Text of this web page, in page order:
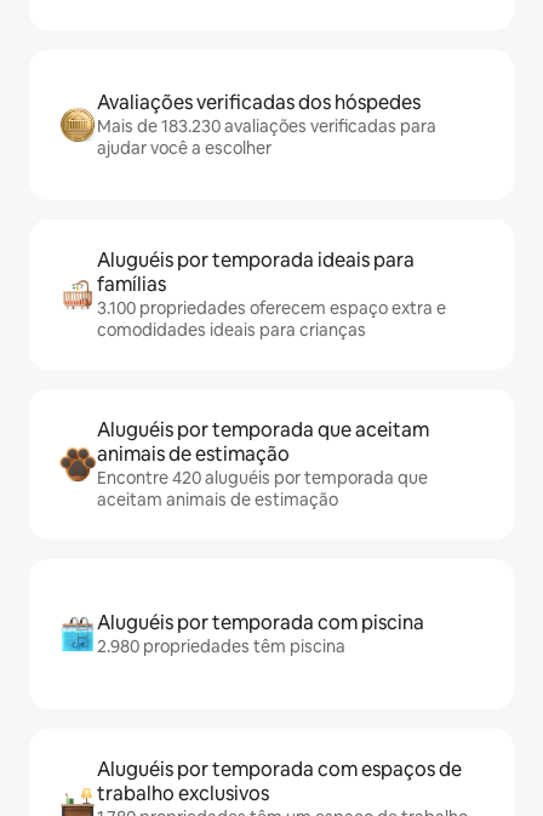
Avaliações verificadas dos hóspedes
Mais de 183.230 avaliações verificadas para
ajudar você a escolher
Aluguéis por temporada ideais para
famílias
3.100 propriedades oferecem espaço extra e
comodidades ideais para crianças
Aluguéis por temporada que aceitam
animais de estimação
Encontre 420 aluguéis por temporada que
aceitam animais de estimação
Aluguéis por temporada com piscina
2.980 propriedades têm piscina
Aluguéis por temporada com espaços de
trabalho exclusivos